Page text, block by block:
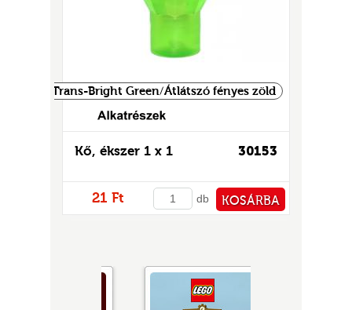
Trans-Bright Green/Átlátszó fényes zöld
30153
Kő, ékszer 1 x 1
21 Ft db KOSÁRBA